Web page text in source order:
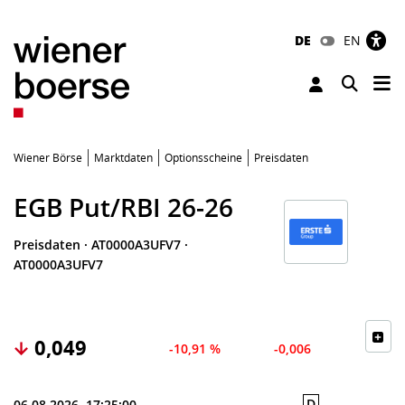
DE EN
Toggle
Wiener Börse Marktdaten Optionsscheine Preisdaten
EGB Put/RBI 26-26
Preisdaten · AT0000A3UFV7 ·
AT0000A3UFV7
0,049 -10,91 % -0,006